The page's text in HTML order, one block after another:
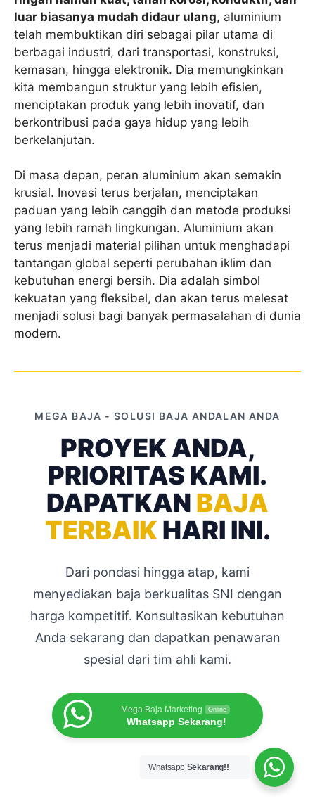
luar biasanya mudah didaur ulang, aluminium
telah membuktikan diri sebagai pilar utama di
berbagai industri, dari transportasi, konstruksi,
kemasan, hingga elektronik. Dia memungkinkan
kita membangun struktur yang lebih efisien,
menciptakan produk yang lebih inovatif, dan
berkontribusi pada gaya hidup yang lebih
berkelanjutan.
Di masa depan, peran aluminium akan semakin
krusial. Inovasi terus berjalan, menciptakan
paduan yang lebih canggih dan metode produksi
yang lebih ramah lingkungan. Aluminium akan
terus menjadi material pilihan untuk menghadapi
tantangan global seperti perubahan iklim dan
kebutuhan energi bersih. Dia adalah simbol
kekuatan yang fleksibel, dan akan terus melesat
menjadi solusi bagi banyak permasalahan di dunia
modern.
MEGA BAJA - SOLUSI BAJA ANDALAN ANDA
PROYEK ANDA,
PRIORITAS KAMI.
DAPATKAN BAJA
TERBAIKHARI INI.
Dari pondasi hingga atap, kami
menyediakan baja berkualitas SNI dengan
harga kompetitif. Konsultasikan kebutuhan
Anda sekarang dan dapatkan penawaran
spesial dari tim ahli kami.
Mega Baja Marketing Online
Whatsapp Sekarang!
Whatsapp Sekarang!!